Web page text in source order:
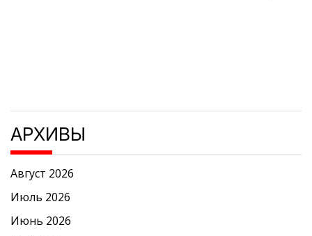
АРХИВЫ
Август 2026
Июль 2026
Июнь 2026